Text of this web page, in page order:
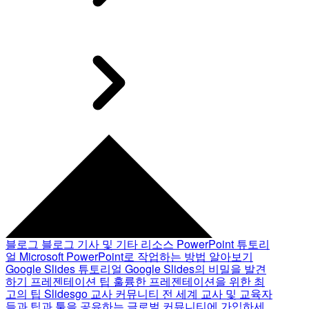
블로그 블로그 기사 및 기타 리소스 PowerPoint 튜토리
얼 Microsoft PowerPoint로 작업하는 방법 알아보기
Google Slides 튜토리얼 Google Slides의 비밀을 발견
하기 프레젠테이션 팁 훌륭한 프레젠테이션을 위한 최
고의 팁 Slidesgo 교사 커뮤니티 전 세계 교사 및 교육자